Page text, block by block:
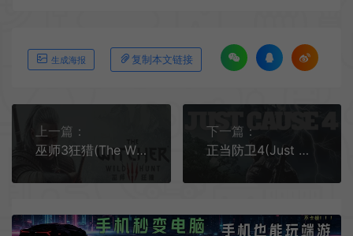
生成海报 复制本文链接
上一篇：
巫师3狂猎(The Witcher 3 Wild Hunt)开放世界动作RPG游戏|下载
下一篇：
正当防卫4(Just Cause 4)开放世界动作射击游戏|下载